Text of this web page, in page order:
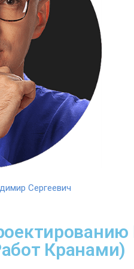
Сергеевич
Кранами)